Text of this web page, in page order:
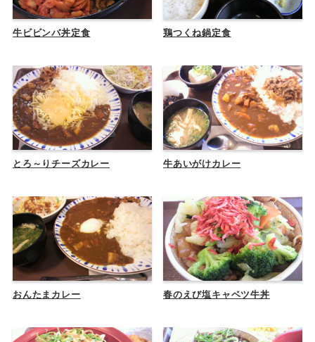
牛ビビンバ丼定食 鶏つくね鍋定食
とろ～りチーズカレー 牛あいがけカレー
おんたまカレー 春のえび塩キャベツ牛丼